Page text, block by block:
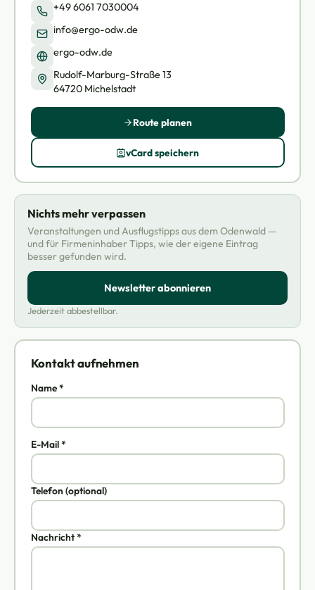
Kontakt aufnehmen
Name *
E-Mail *
Telefon (optional)
Nachricht *
+49 6061 7030004
info@ergo-odw.de
ergo-odw.de
Rudolf-Marburg-Straße 13
64720 Michelstadt
Route planen
vCard speichern
Nichts mehr verpassen
Veranstaltungen und Ausflugstipps aus dem Odenwald —
und für Firmeninhaber Tipps, wie der eigene Eintrag
besser gefunden wird.
Newsletter abonnieren
Jederzeit abbestellbar.